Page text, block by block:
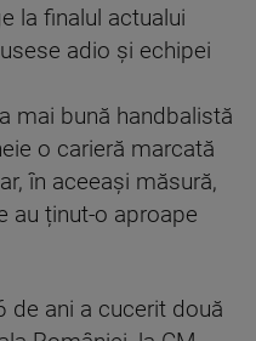
la finalul actualui
adio și echipei
mai bună handbalistă
o carieră marcată
în aceeași măsură,
au ținut-o aproape
de ani a cucerit două